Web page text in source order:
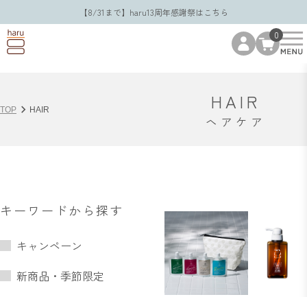
【8/31まで】haru13周年感謝祭はこちら
0
TOP HAIR HAIR
ヘアケア
キーワードから探す
キャンペーン
新商品・季節限定